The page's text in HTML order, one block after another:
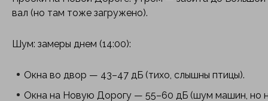
вал (но там тоже загружено).
Шум: замеры днем (14:00):
Окна во двор — 43–47 дБ (тихо, слышны птицы).
Окна на Новую Дорогу — 55–60 дБ (шум машин, но